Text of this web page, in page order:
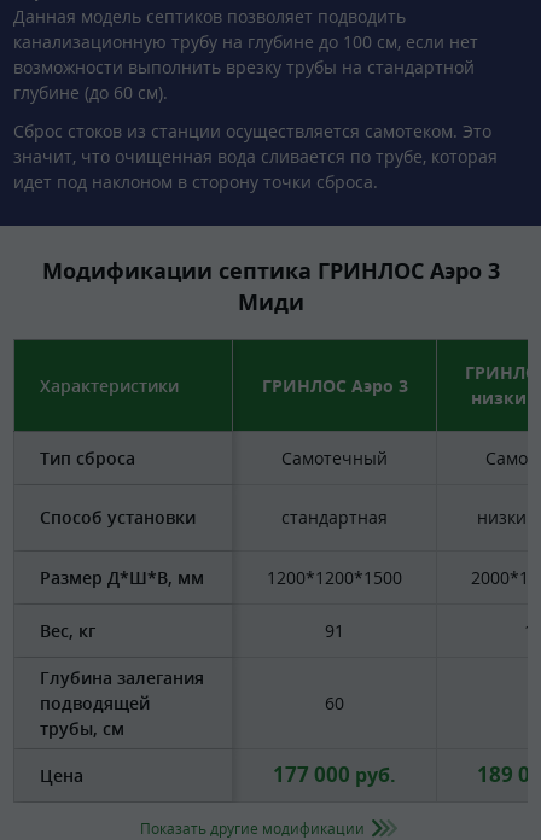
Данная модель септиков позволяет подводить
канализационную трубу на глубине до 100 см, если нет
возможности выполнить врезку трубы на стандартной
глубине (до 60 см).
Сброс стоков из станции осуществляется самотеком. Это
значит, что очищенная вода сливается по трубе, которая
идет под наклоном в сторону точки сброса.
Модификации септика ГРИНЛОС Аэро 3
Миди
Характеристики ГРИНЛОС Аэро 3
низкий
Тип сброса Самотечный
Способ установки стандартная низкий
Размер Д*Ш*В, мм 1200*1200*1500
Вес, кг 91
Глубина залегания
подводящей
трубы, см
60
Цена 177 000 руб. 189
Показать другие модификации